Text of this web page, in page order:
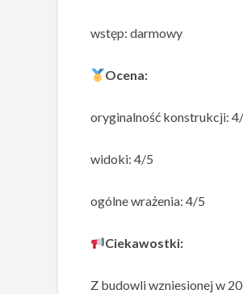
wstęp: darmowy
Ocena:
oryginalność konstrukcji:
widoki: 4/5
ogólne wrażenia: 4/5
Ciekawostki:
Z budowli wzniesionej w